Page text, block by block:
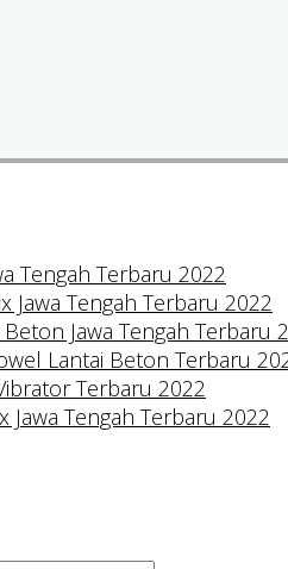
Tengah Terbaru 2022
Jawa Tengah Terbaru 2022
Jawa Tengah Terbaru
Lantai Beton Terbaru
Terbaru 2022
Jawa Tengah Terbaru 2022